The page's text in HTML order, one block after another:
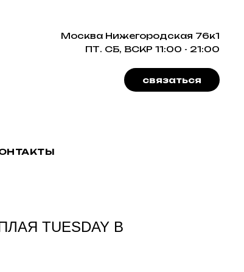
Москва Нижегородская 76к1
ПТ. СБ, ВСКР 11:00 - 21:00
связаться
TUESDAY В